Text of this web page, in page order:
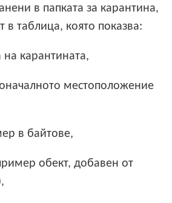
в папката за карантина,
в таблица, която показва:
на карантината,
местоположение
в байтове,
обект, добавен от